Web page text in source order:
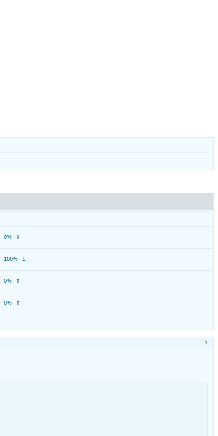
0% - 0
100% - 1
0% - 0
0% - 0
1